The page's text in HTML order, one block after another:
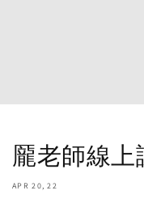
龎老師線上
APR 20, 22